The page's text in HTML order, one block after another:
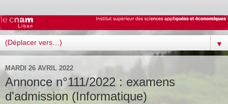
▼
MARDI 26 AVRIL 2022
Annonce n°111/2022 : examens
d'admission (Informatique)